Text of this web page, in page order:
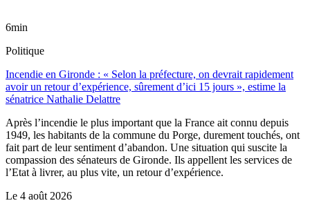
6min
Politique
Incendie en Gironde : « Selon la préfecture, on devrait rapidement
avoir un retour d’expérience, sûrement d’ici 15 jours », estime la
sénatrice Nathalie Delattre
Après l’incendie le plus important que la France ait connu depuis
1949, les habitants de la commune du Porge, durement touchés, ont
fait part de leur sentiment d’abandon. Une situation qui suscite la
compassion des sénateurs de Gironde. Ils appellent les services de
l’Etat à livrer, au plus vite, un retour d’expérience.
Le 4 août 2026